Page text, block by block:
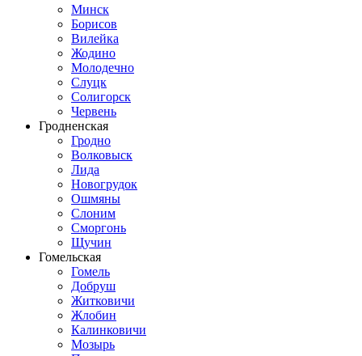
Минск
Борисов
Вилейка
Жодино
Молодечно
Слуцк
Солигорск
Червень
Гродненская
Гродно
Волковыск
Лида
Новогрудок
Ошмяны
Слоним
Сморгонь
Щучин
Гомельская
Гомель
Добруш
Житковичи
Жлобин
Калинковичи
Мозырь